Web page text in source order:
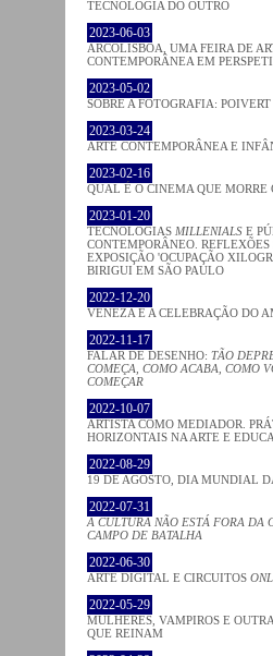
TECNOLOGIA DO OUTRO
2023-06-03
ARCOLISBOA, UMA FEIRA DE
CONTEMPORÂNEA EM
2023-05-02
SOBRE A FOTOGRAFIA:
2023-03-24
ARTE CONTEMPORÂNEA E
2023-02-16
QUAL É O CINEMA QUE MORRE
2023-01-20
TECNOLOGIAS MILLENIALS E
CONTEMPORÂNEO. REFLEXÕES
EXPOSIÇÃO 'OCUPAÇÃO
BIRIGUI EM SÃO PAULO
2022-12-20
VENEZA E A CELEBRAÇÃO DO
2022-11-17
FALAR DE DESENHO: TÃO
COMEÇA, COMO ACABA, COMO
COMEÇAR
2022-10-07
ARTISTA COMO MEDIADOR.
HORIZONTAIS NA ARTE E
2022-08-29
19 DE AGOSTO, DIA MUNDIAL
2022-07-31
A CULTURA NÃO ESTÁ FORA DA
CAMPO DE BATALHA
2022-06-30
ARTE DIGITAL E CIRCUITOS
2022-05-29
MULHERES, VAMPIROS E
QUE REINAM